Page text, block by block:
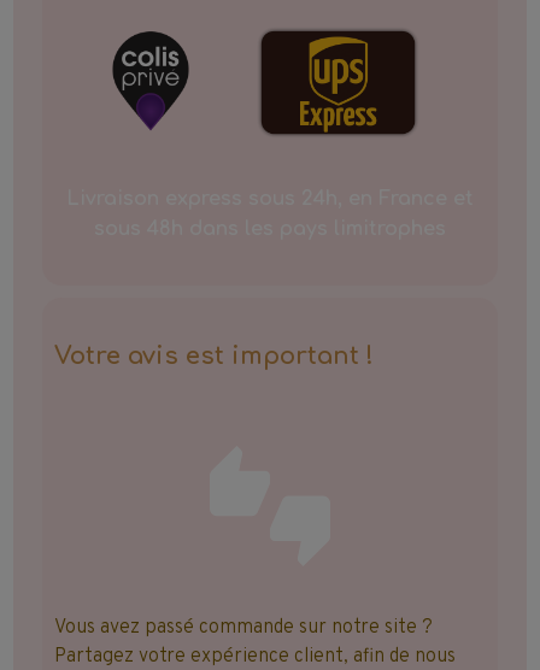
Votre avis est important !
Vous avez passé commande sur notre site ?
Partagez votre expérience client, afin de nous